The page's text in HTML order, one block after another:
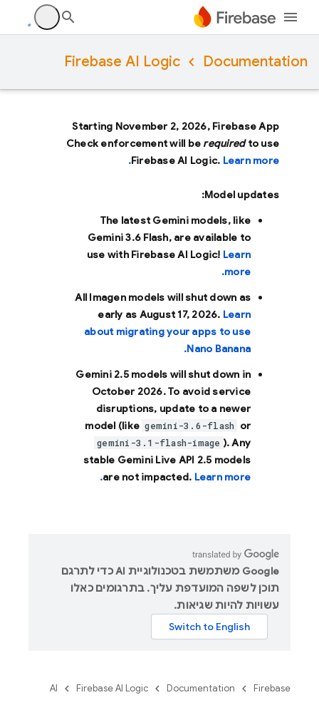
Documentation
Firebase AI Logic
Starting November 2, 2026, Firebase App
Check enforcement will be requiredto use
Firebase AI Logic. Learn more.
Model updates:
The latest Gemini models, like
Gemini 3.6 Flash, are available to
use with Firebase AI Logic! Learn
more.
All Imagen models will shut down as
early as August 17, 2026. Learn
about migrating your apps to use
Nano Banana.
Gemini 2.5 models will shut down in
October 2026. To avoid service
disruptions, update to a newer
model (like gemini-3.6-flash or
gemini-3.1-flash-image ). Any
stable Gemini Live API 2.5 models
are not impacted. Learn more.
‫Google משתמשת בטכנולוגיית AI כדי לתרגם
תוכן לשפה המועדפת עליך. בתרגומים כאלו
עשויות להיות שגיאות.
Firebase
Documentation
Firebase AI Logic
AI